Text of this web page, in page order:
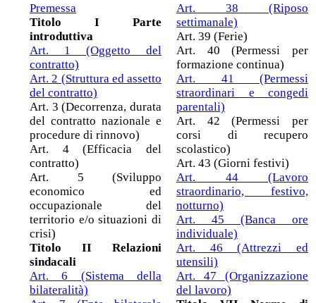
Premessa
Titolo I Parte
introduttiva
Art. 1 (Oggetto del
contratto)
Art. 2 (Struttura ed assetto
del contratto)
Art. 3 (Decorrenza, durata
del contratto nazionale e
procedure di rinnovo)
Art. 4 (Efficacia del
contratto)
Art. 5 (Sviluppo
economico ed
occupazionale del
territorio e/o situazioni di
crisi)
Titolo II Relazioni
sindacali
Art. 6 (Sistema della
bilateralità)
Art. 38 (Riposo
settimanale)
Art. 39 (Ferie)
Art. 40 (Permessi per
formazione continua)
Art. 41 (Permessi
straordinari e congedi
parentali)
Art. 42 (Permessi per
corsi di recupero
scolastico)
Art. 43 (Giorni festivi)
Art. 44 (Lavoro
straordinario, festivo,
notturno)
Art. 45 (Banca ore
individuale)
Art. 46 (Attrezzi ed
utensili)
Art. 47 (Organizzazione
del lavoro)